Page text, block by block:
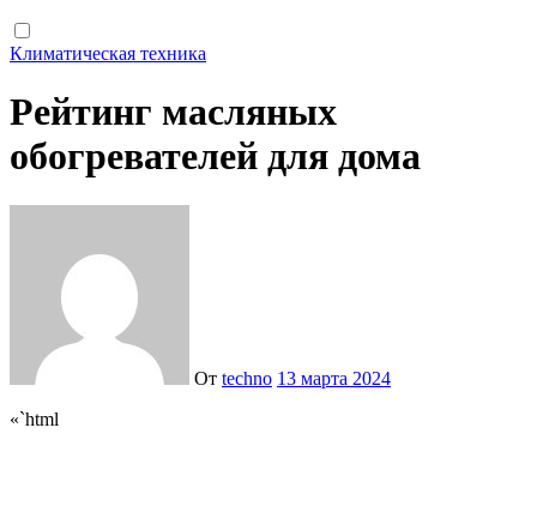
Климатическая техника
Рейтинг масляных
обогревателей для дома
От techno 13 марта 2024
«`html